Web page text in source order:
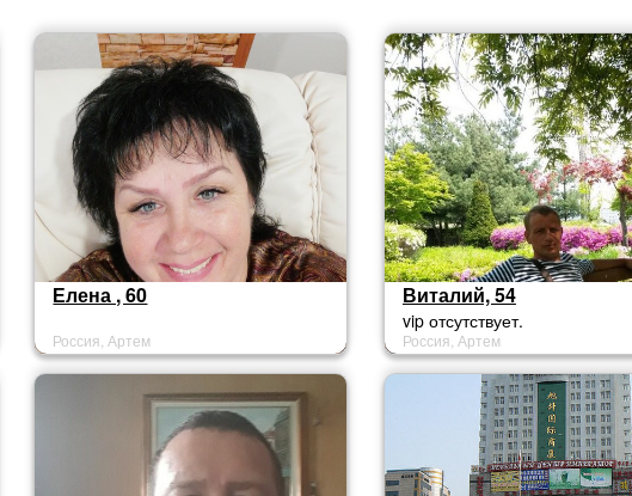
Елена , 60
Россия, Артем
Виталий, 54
vip отсутствует.
Россия, Артем